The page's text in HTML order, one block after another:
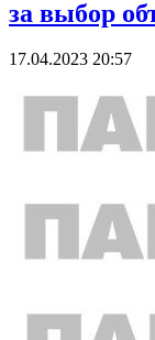
за выбор
17.04.2023 20:57